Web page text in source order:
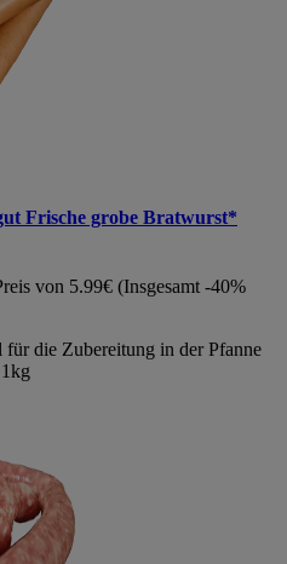
Frische grobe Bratwurst*
von 5.99€ (Insgesamt -40%
die Zubereitung in der Pfanne